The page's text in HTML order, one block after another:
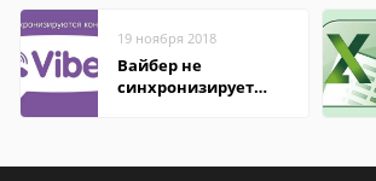
19 ноября 2018
Вайбер не
синхронизирует